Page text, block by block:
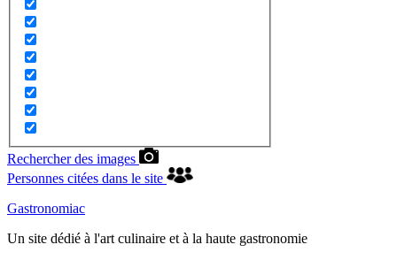
Rechercher des images
Personnes citées dans le site
Gastronomiac
Un site dédié à l'art culinaire et à la haute gastronomie